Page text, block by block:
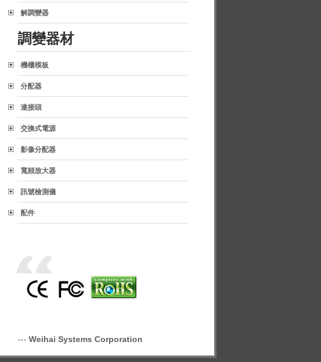
解調變器
調變器材
機櫃模板
分配器
連接頭
交換式電源
影像分配器
寬頻放大器
訊號檢測儀
配件
--- Weihai Systems Corporation